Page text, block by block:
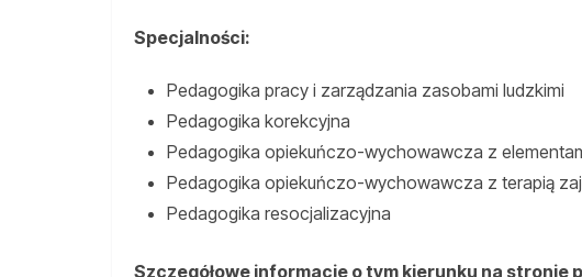
Specjalności:
Pedagogika pracy i zarządzania zasobami ludzkimi
Pedagogika korekcyjna
Pedagogika opiekuńczo-wychowawcza z
Pedagogika opiekuńczo-wychowawcza z terapią
Pedagogika resocjalizacyjna
Szczegółowe informacje o tym kierunku na stronie